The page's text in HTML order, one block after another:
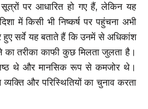
पर आधारित हो गए हैं, लेकिन यह
में किसी भी निष्कर्ष पर पहुंचना अभी
हुए सर्वे यह बताते हैं कि उनमें से अधिकांश
का तरीका काफी कुछ मिलता जुलता है।
थे और मानसिक रूप से कमजोर थे।
और परिस्थितियों का चुनाव करता